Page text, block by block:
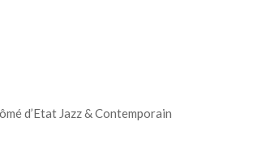
d’Etat Jazz & Contemporain